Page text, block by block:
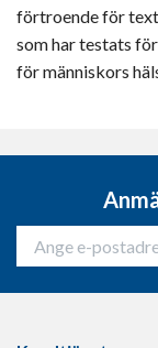
förtroende för
som har testats
för människors